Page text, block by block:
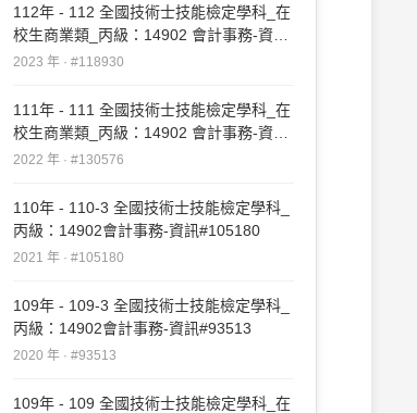
112年 - 112 全國技術士技能檢定學科_在
校生商業類_丙級：14902 會計事務-資訊
#118930
2023 年 · #118930
111年 - 111 全國技術士技能檢定學科_在
校生商業類_丙級：14902 會計事務-資訊
#130576
2022 年 · #130576
110年 - 110-3 全國技術士技能檢定學科_
丙級：14902會計事務-資訊#105180
2021 年 · #105180
109年 - 109-3 全國技術士技能檢定學科_
丙級：14902會計事務-資訊#93513
2020 年 · #93513
109年 - 109 全國技術士技能檢定學科_在